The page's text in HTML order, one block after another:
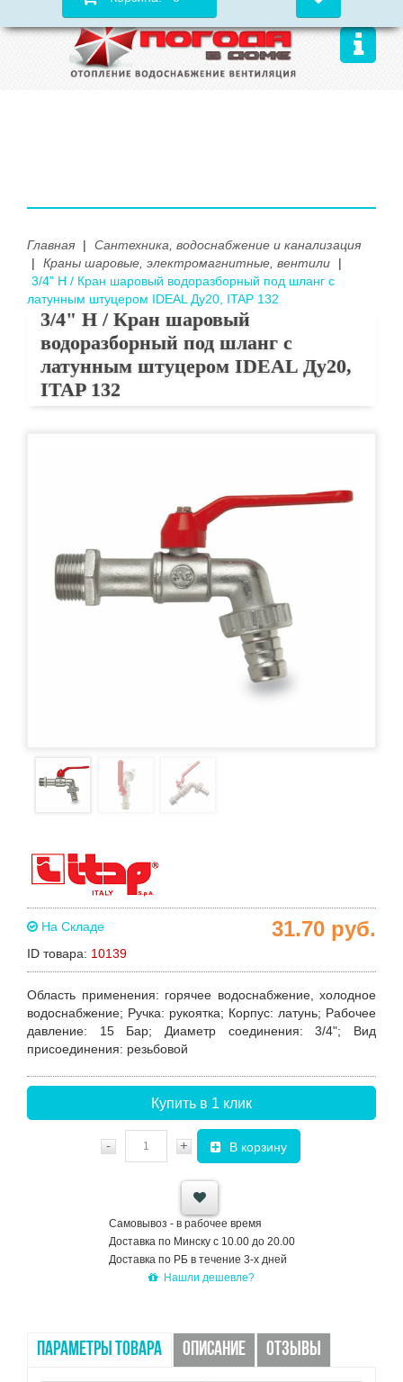
Главная |
Сантехника, водоснабжение и канализация
|
Краны шаровые, электромагнитные, вентили
|
3/4" Н / Кран шаровый водоразборный под шланг с
латунным штуцером IDEAL Ду20, ITAP 132
3/4" Н / Кран шаровый
водоразборный под шланг с
латунным штуцером IDEAL Ду20,
ITAP 132
На Складе
ID товара: 10139
31.70 руб.
Область применения: горячее водоснабжение, холодное
водоснабжение; Ручка: рукоятка; Корпус: латунь; Рабочее
давление: 15 Бар; Диаметр соединения: 3/4"; Вид
присоединения: резьбовой
Купить в 1 клик
- + В корзину
Самовывоз - в рабочее время
Доставка по Минску с 10.00 до 20.00
Доставка по РБ в течение 3-х дней
Нашли дешевле?
ПАРАМЕТРЫ ТОВАРА ОПИСАНИЕ ОТЗЫВЫ